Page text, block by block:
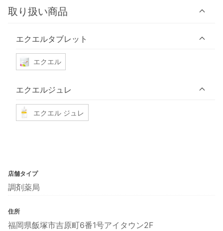
取り扱い商品
エクエルタブレット
エクエル
エクエルジュレ
エクエル ジュレ
店舗タイプ
調剤薬局
住所
福岡県飯塚市吉原町6番1号アイタウン2F